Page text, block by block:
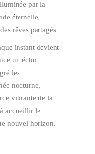
par la
éternelle,
rêves partagés.
instant devient
un écho
les
nocturne,
vibrante de la
accueillir le
nouvel horizon.